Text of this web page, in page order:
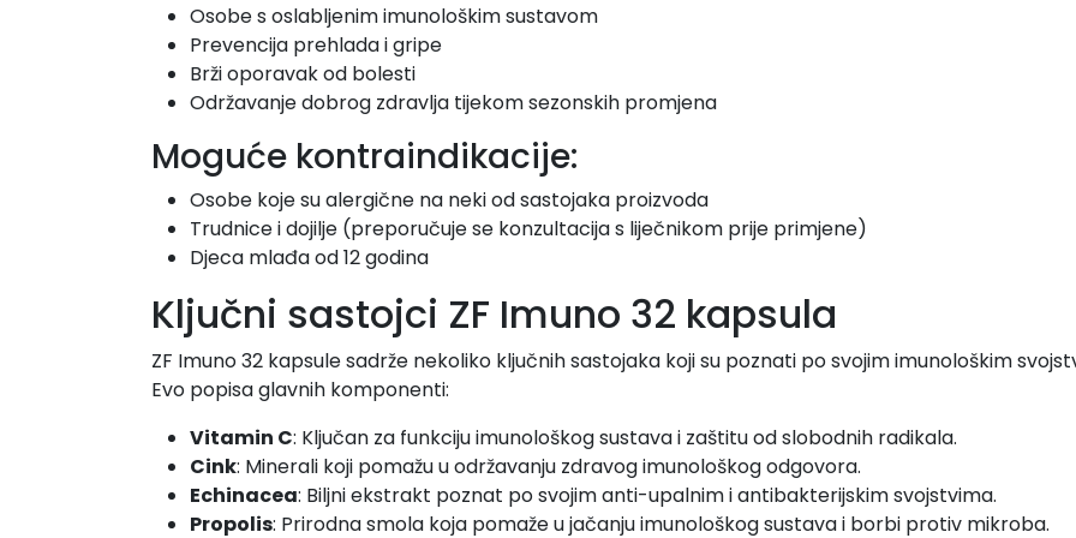
Osobe s oslabljenim imunološkim sustavom
Prevencija prehlada i gripe
Brži oporavak od bolesti
Održavanje dobrog zdravlja tijekom sezonskih promjena
Moguće kontraindikacije:
Osobe koje su alergične na neki od sastojaka proizvoda
Trudnice i dojilje (preporučuje se konzultacija s liječnikom prije primjene)
Djeca mlađa od 12 godina
Ključni sastojci ZF Imuno 32 kapsula
ZF Imuno 32 kapsule sadrže nekoliko ključnih sastojaka koji su poznati po svojim imunološkim
Evo popisa glavnih komponenti:
Vitamin C: Ključan za funkciju imunološkog sustava i zaštitu od slobodnih radikala.
Cink: Minerali koji pomažu u održavanju zdravog imunološkog odgovora.
Echinacea: Biljni ekstrakt poznat po svojim anti-upalnim i antibakterijskim svojstvima.
Propolis: Prirodna smola koja pomaže u jačanju imunološkog sustava i borbi protiv mikroba.